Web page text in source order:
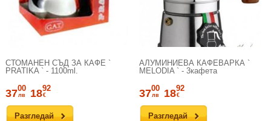
СТОМАНЕН СЪД ЗА КАФЕ `
PRATIKA ` - 1100ml.
Разгледай
3700
лв 1892
€
АЛУМИНИЕВА КАФЕВАРКА `
MELODIA ` - 3кафета
Разгледай
3700
лв 1892
€